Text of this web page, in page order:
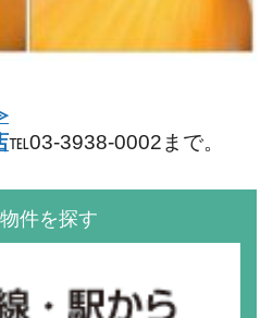
℡03-3938-0002まで。
件を探す